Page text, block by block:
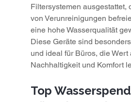
Filtersystemen ausgestattet,
von Verunreinigungen
eine hohe Wasserqualität
Diese Geräte sind
und ideal für Büros, die Wert
Nachhaltigkeit und Komfort
Top